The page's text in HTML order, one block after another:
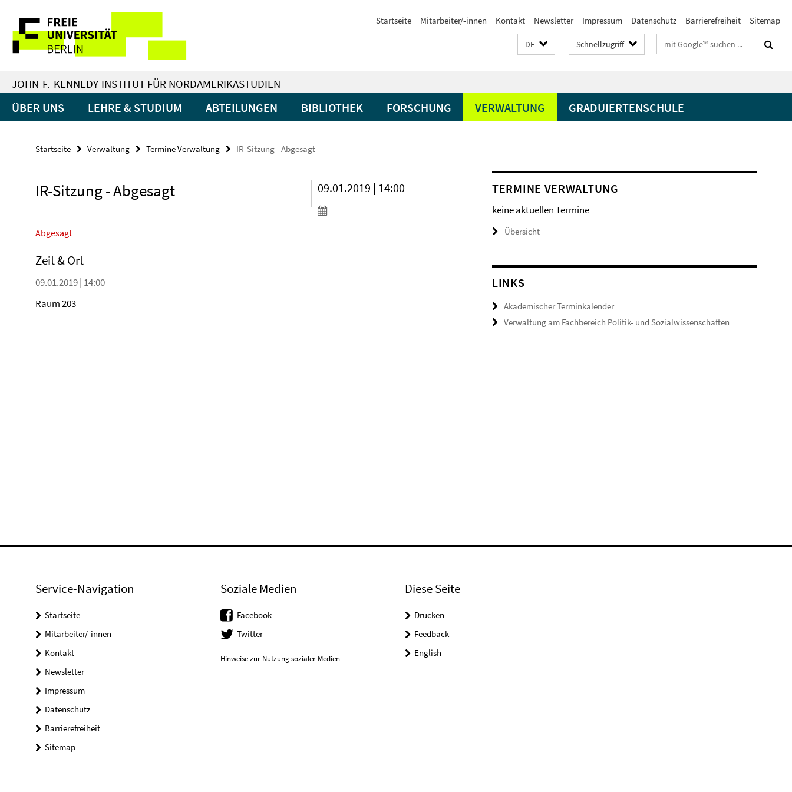
direkt
Inhalt
Service-
Navigation
Startseite Mitarbeiter/-innen Kontakt Newsletter Impressum Datenschutz Barrierefreiheit Sitemap
DE Schnellzugriff Suchbegriffe
JOHN-F.-KENNEDY-INSTITUT FÜR NORDAMERIKASTUDIEN
ÜBER UNS LEHRE & STUDIUM ABTEILUNGEN BIBLIOTHEK FORSCHUNG VERWALTUNG GRADUIERTENSCHULE
Startseite Verwaltung Termine Verwaltung IR-Sitzung - Abgesagt
IR-Sitzung - Abgesagt 09.01.2019 | 14:00
Abgesagt
Zeit & Ort
09.01.2019 | 14:00
Raum 203
TERMINE VERWALTUNG
keine aktuellen Termine
Übersicht
LINKS
Akademischer Terminkalender
Verwaltung am Fachbereich Politik- und Sozialwissenschaften
Service-Navigation
Startseite
Mitarbeiter/-innen
Kontakt
Newsletter
Impressum
Datenschutz
Barrierefreiheit
Sitemap
Soziale Medien
Facebook
Twitter
Hinweise zur Nutzung sozialer Medien
Diese Seite
Drucken
Feedback
English